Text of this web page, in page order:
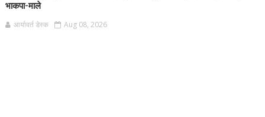
भाकपा-माले
आर्यावर्त डेस्क Aug 08, 2026